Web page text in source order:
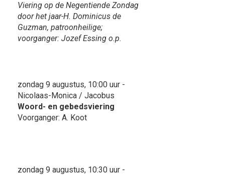
Viering op de Negentiende Zondag
door het jaar-H. Dominicus de
Guzman, patroonheilige;
voorganger: Jozef Essing o.p.
zondag 9 augustus, 10:00 uur -
Nicolaas-Monica / Jacobus
Woord- en gebedsviering
Voorganger: A. Koot
zondag 9 augustus, 10:30 uur -